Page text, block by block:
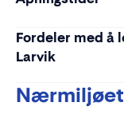
Fordeler med å
Larvik
Nærmiljøet